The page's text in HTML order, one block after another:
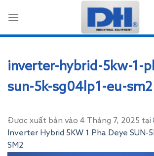
qua
inverter-hybrid-5kw-1-
sun-5k-sg04lp1-eu-
Được xuất bản vào 4 Tháng 7, 2025 tại
Inverter Hybrid 5KW 1 Pha Deye SUN-
SM2